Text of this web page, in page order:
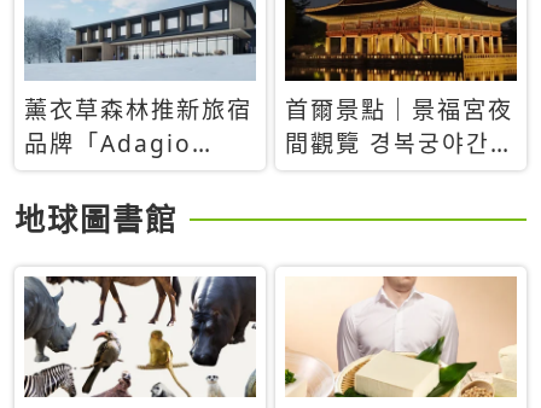
薰衣草森林推新旅宿
品牌「Adagio
Retreat」！首間選
址北海道8月開幕
首爾景點｜景福宮夜
間觀覽 경복궁야간관
람：2026年開放時
間、購票方式、實訪
與夜晚截然不同的宮
殿魅力
地球圖書館